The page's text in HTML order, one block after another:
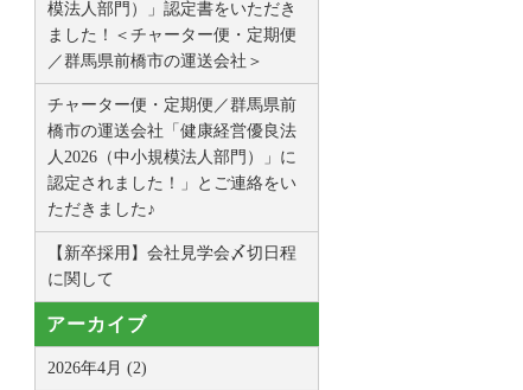
模法人部門）」認定書をいただき
ました！＜チャーター便・定期便
／群馬県前橋市の運送会社＞
チャーター便・定期便／群馬県前
橋市の運送会社「健康経営優良法
人2026（中小規模法人部門）」に
認定されました！」とご連絡をい
ただきました♪
【新卒採用】会社見学会〆切日程
に関して
アーカイブ
2026年4月 (2)